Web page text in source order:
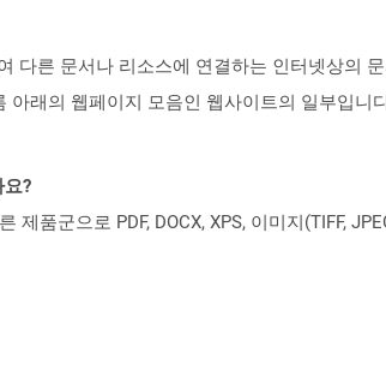
다른 문서나 리소스에 연결하는 인터넷상의
래의 웹페이지 모음인 웹사이트의 일부입
?
품군으로 PDF, DOCX, XPS, 이미지(TIFF,